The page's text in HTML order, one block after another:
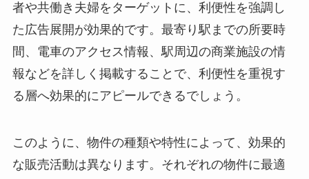
者や共働き夫婦をターゲットに、利便性を強調し
た広告展開が効果的です。最寄り駅までの所要時
間、電車のアクセス情報、駅周辺の商業施設の情
報などを詳しく掲載することで、利便性を重視す
る層へ効果的にアピールできるでしょう。
このように、物件の種類や特性によって、効果的
な販売活動は異なります。それぞれの物件に最適